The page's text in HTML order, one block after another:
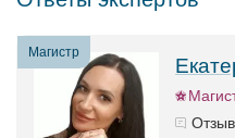
Магистр